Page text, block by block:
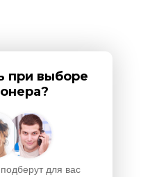
для вас
при выборе